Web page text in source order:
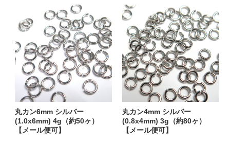
丸カン6mm シルバー
(1.0x6mm) 4g（約50ヶ）
【メール便可】
丸カン4mm シルバー
(0.8x4mm) 3g（約80ヶ）
【メール便可】